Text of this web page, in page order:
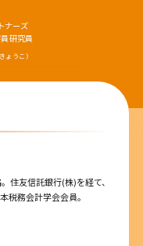
住友信託銀行(株)を経て、
税務会計学会会員。
ナーズ
研究員
ょうこ）